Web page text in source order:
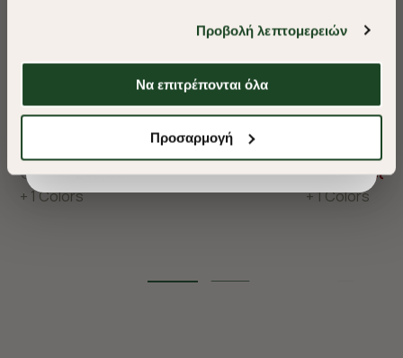
απαιτούμενα cookies» και θα περιοριστούμε
στα cookies και τις τεχνολογίες που είναι απολύτως
απαραίτητα για την ασφαλή απόδοση και
λειτουργικότητα της ιστοσελίδας μας. Ωστόσο, λάβετε
θα μπορούμε να συλλέξουμε πληροφορίες που θα
προσφέρουμε εξατομικευμένες υπηρεσίες και
Προβολή λεπτομερειών
Να επιτρέπονται όλα
Προσαρμογή
€80,00 €48,00
+ 1 Colors
€80,00
+ 1 Colors
Shop Now